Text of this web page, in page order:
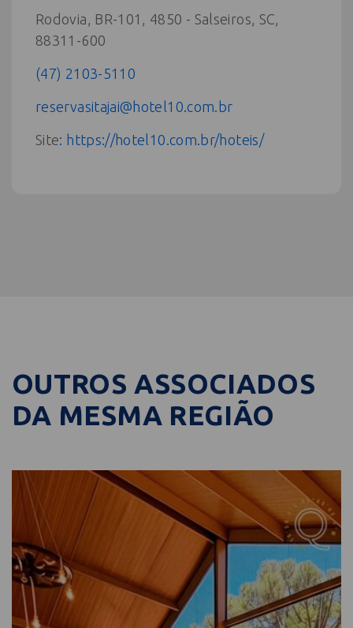
Rodovia, BR-101, 4850 - Salseiros, SC,
88311-600
(47) 2103-5110
reservasitajai@hotel10.com.br
Site: https://hotel10.com.br/hoteis/
OUTROS ASSOCIADOS
DA MESMA REGIÃO